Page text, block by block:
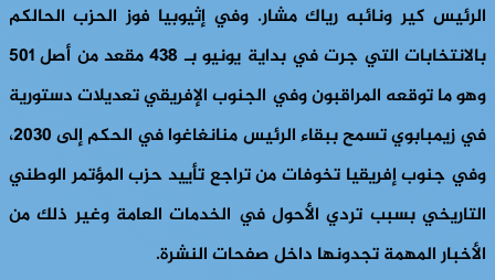
الرئيس كير ونائبه رياك مشار. وفي إثيوبيا فوز الحزب الحالكم
بالانتخابات التي جرت في بداية يونيو بـ 438 مقعد من أصل 501
وهو ما توقعه المراقبون وفي الجنوب الإفريقي تعديلات دستورية
في زيمبابوي تسمح ببقاء الرئيس منانغاغوا في الحكم إلى 2030،
وفي جنوب إفريقيا تخوفات من تراجع تأييد حزب المؤتمر الوطني
التاريخي بسبب تردي الأحول في الخدمات العامة وغير ذلك من
الأخبار المهمة تجدونها داخل صفحات النشرة.